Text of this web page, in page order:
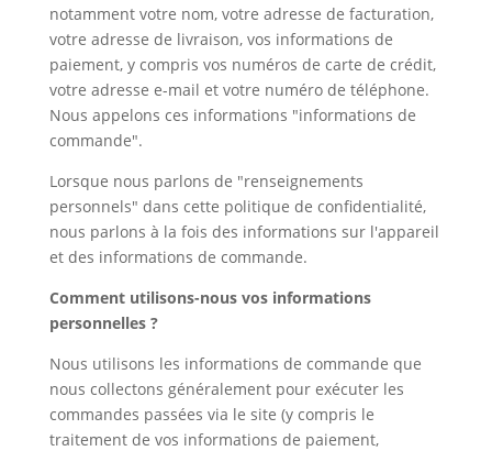
notamment votre nom, votre adresse de facturation,
votre adresse de livraison, vos informations de
paiement, y compris vos numéros de carte de crédit,
votre adresse e-mail et votre numéro de téléphone.
Nous appelons ces informations "informations de
commande".
Lorsque nous parlons de "renseignements
personnels" dans cette politique de confidentialité,
nous parlons à la fois des informations sur l'appareil
et des informations de commande.
Comment utilisons-nous vos informations
personnelles ?
Nous utilisons les informations de commande que
nous collectons généralement pour exécuter les
commandes passées via le site (y compris le
traitement de vos informations de paiement,